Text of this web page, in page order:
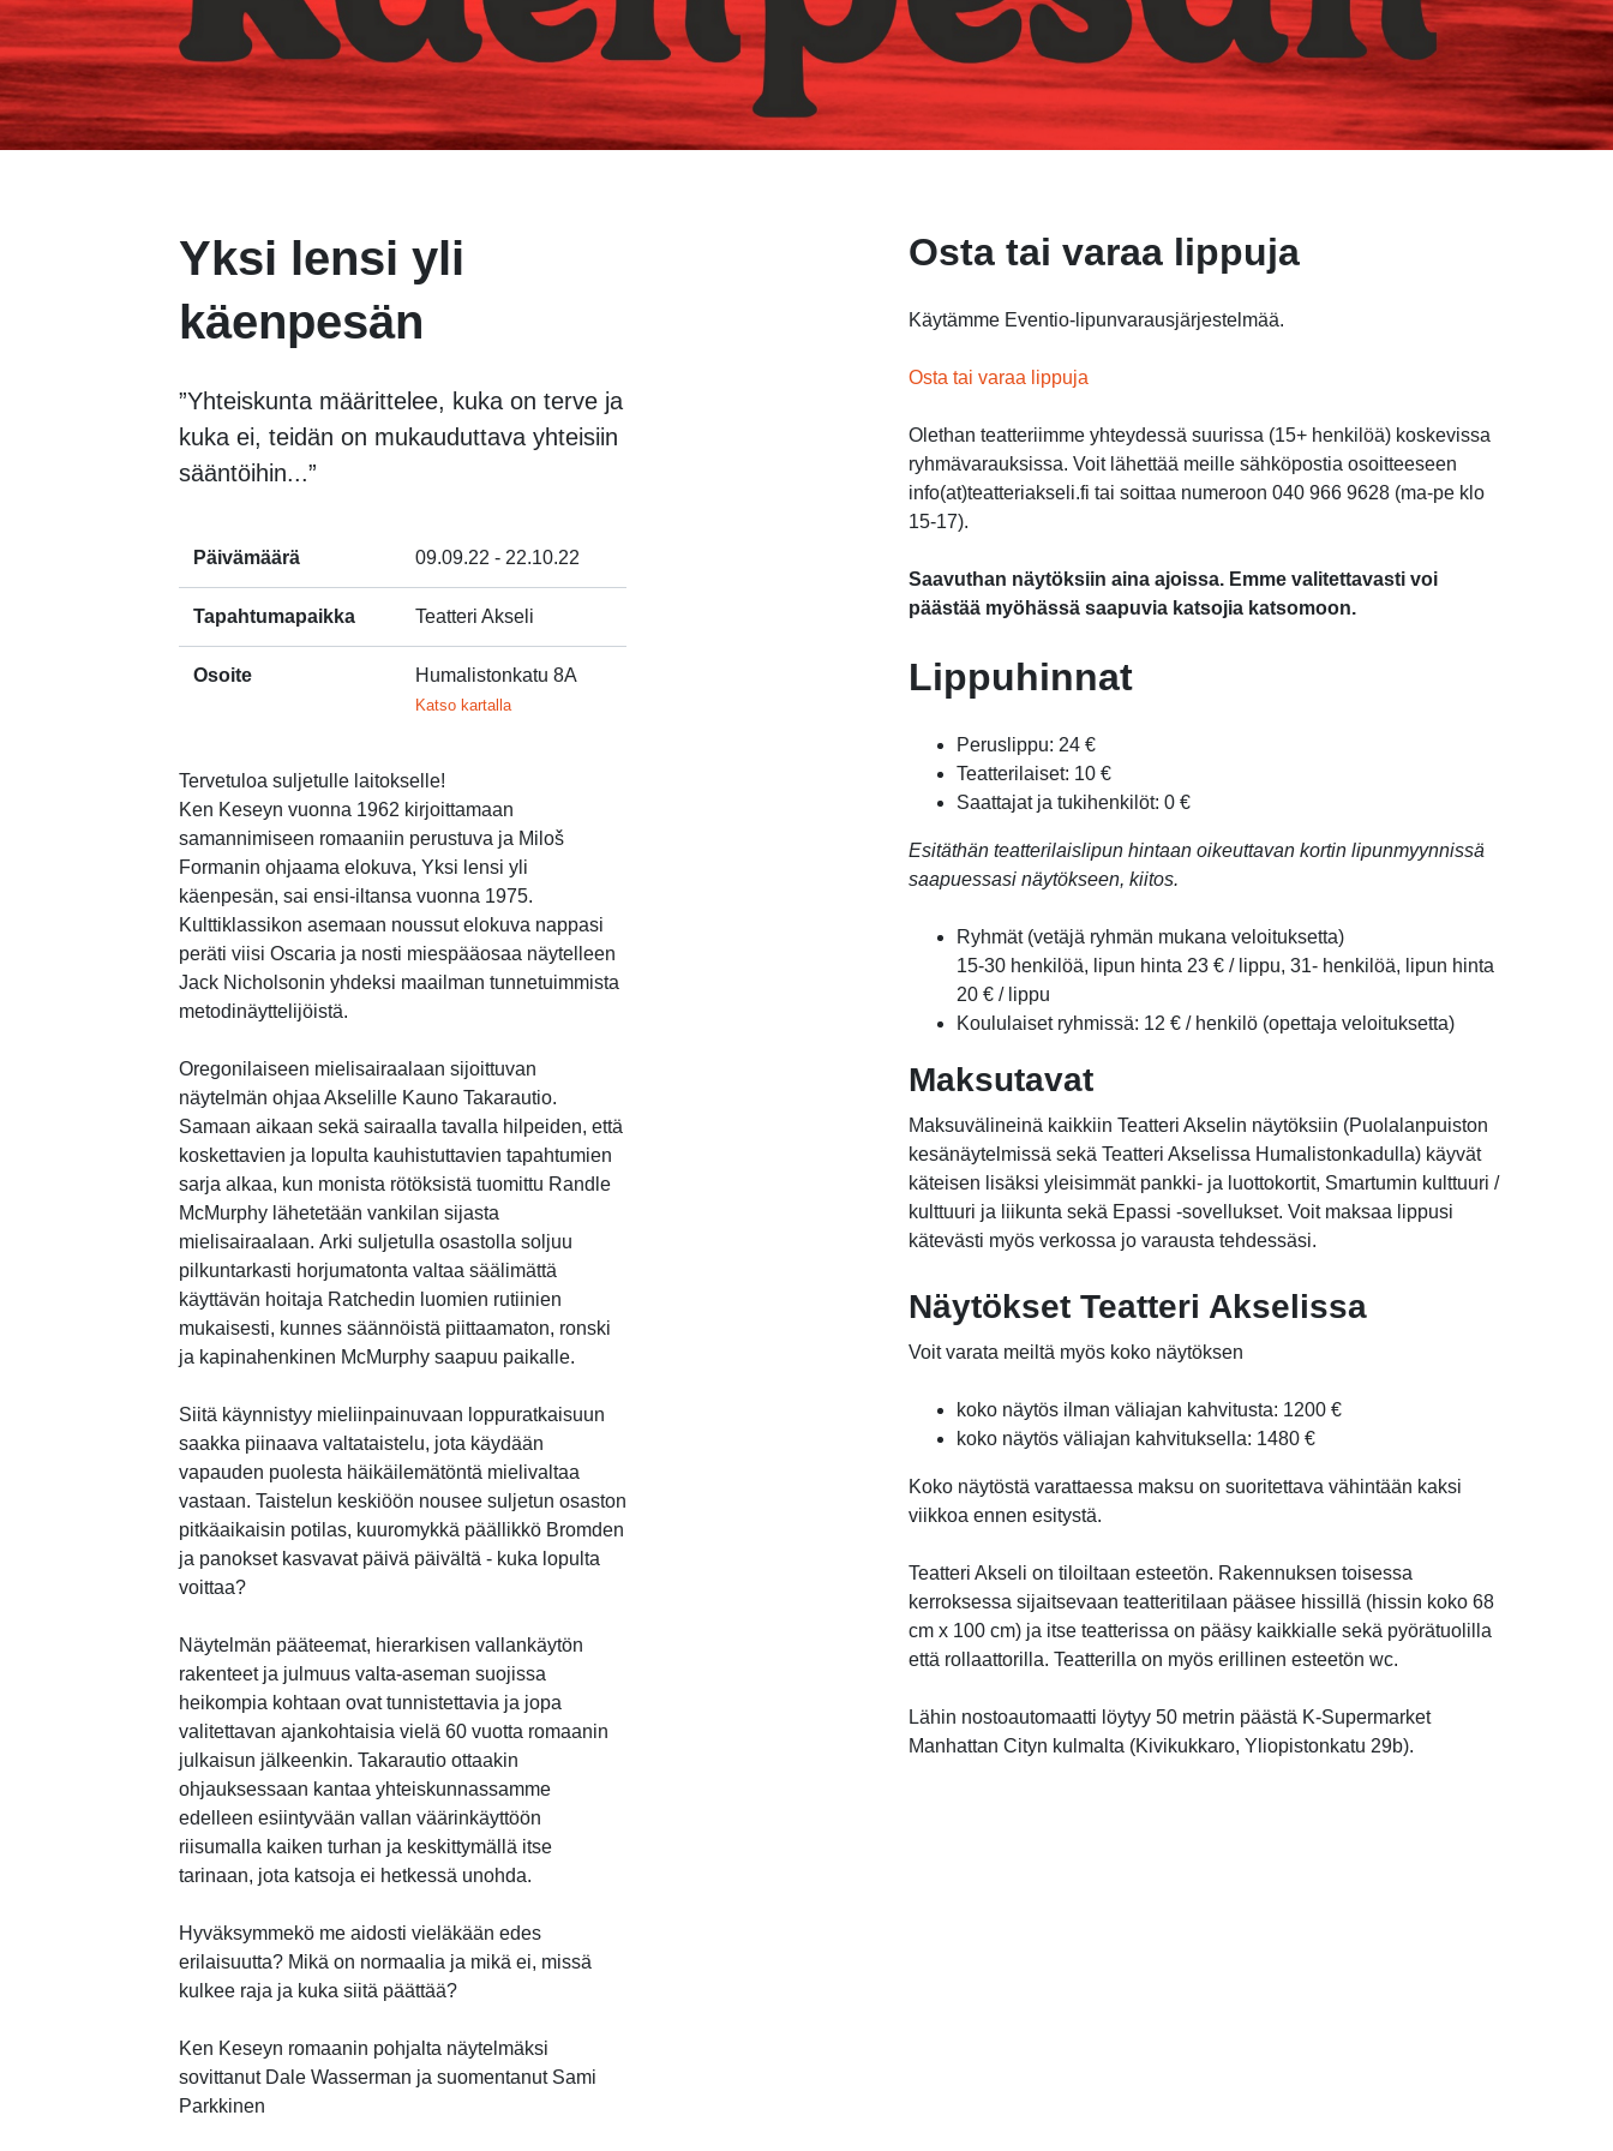
Yksi lensi yli
käenpesän
”Yhteiskunta määrittelee, kuka on terve ja
kuka ei, teidän on mukauduttava yhteisiin
sääntöihin...”
Päivämäärä 09.09.22 - 22.10.22
Tapahtumapaikka Teatteri Akseli
Osoite Humalistonkatu 8A
Katso kartalla
Tervetuloa suljetulle laitokselle!
Ken Keseyn vuonna 1962 kirjoittamaan
samannimiseen romaaniin perustuva ja Miloš
Formanin ohjaama elokuva, Yksi lensi yli
käenpesän, sai ensi-iltansa vuonna 1975.
Kulttiklassikon asemaan noussut elokuva nappasi
peräti viisi Oscaria ja nosti miespääosaa näytelleen
Jack Nicholsonin yhdeksi maailman tunnetuimmista
metodinäyttelijöistä.
Oregonilaiseen mielisairaalaan sijoittuvan
näytelmän ohjaa Akselille Kauno Takarautio.
Samaan aikaan sekä sairaalla tavalla hilpeiden, että
koskettavien ja lopulta kauhistuttavien tapahtumien
sarja alkaa, kun monista rötöksistä tuomittu Randle
McMurphy lähetetään vankilan sijasta
mielisairaalaan. Arki suljetulla osastolla soljuu
pilkuntarkasti horjumatonta valtaa säälimättä
käyttävän hoitaja Ratchedin luomien rutiinien
mukaisesti, kunnes säännöistä piittaamaton, ronski
ja kapinahenkinen McMurphy saapuu paikalle.
Siitä käynnistyy mieliinpainuvaan loppuratkaisuun
saakka piinaava valtataistelu, jota käydään
vapauden puolesta häikäilemätöntä mielivaltaa
vastaan. Taistelun keskiöön nousee suljetun osaston
pitkäaikaisin potilas, kuuromykkä päällikkö Bromden
ja panokset kasvavat päivä päivältä - kuka lopulta
voittaa?
Näytelmän pääteemat, hierarkisen vallankäytön
rakenteet ja julmuus valta-aseman suojissa
heikompia kohtaan ovat tunnistettavia ja jopa
valitettavan ajankohtaisia vielä 60 vuotta romaanin
julkaisun jälkeenkin. Takarautio ottaakin
ohjauksessaan kantaa yhteiskunnassamme
edelleen esiintyvään vallan väärinkäyttöön
riisumalla kaiken turhan ja keskittymällä itse
tarinaan, jota katsoja ei hetkessä unohda.
Hyväksymmekö me aidosti vieläkään edes
erilaisuutta? Mikä on normaalia ja mikä ei, missä
kulkee raja ja kuka siitä päättää?
Ken Keseyn romaanin pohjalta näytelmäksi
sovittanut Dale Wasserman ja suomentanut Sami
Parkkinen
Osta tai varaa lippuja
Käytämme Eventio-lipunvarausjärjestelmää.
Osta tai varaa lippuja
Olethan teatteriimme yhteydessä suurissa (15+ henkilöä) koskevissa
ryhmävarauksissa. Voit lähettää meille sähköpostia osoitteeseen
info(at)teatteriakseli.fi tai soittaa numeroon 040 966 9628 (ma-pe klo
15-17).
Saavuthan näytöksiin aina ajoissa. Emme valitettavasti voi
päästää myöhässä saapuvia katsojia katsomoon.
Lippuhinnat
Peruslippu: 24 €
Teatterilaiset: 10 €
Saattajat ja tukihenkilöt: 0 €
Esitäthän teatterilaislipun hintaan oikeuttavan kortin lipunmyynnissä
saapuessasi näytökseen, kiitos.
Ryhmät (vetäjä ryhmän mukana veloituksetta)
15-30 henkilöä, lipun hinta 23 € / lippu, 31- henkilöä, lipun hinta
20 € / lippu
Koululaiset ryhmissä: 12 € / henkilö (opettaja veloituksetta)
Maksutavat
Maksuvälineinä kaikkiin Teatteri Akselin näytöksiin (Puolalanpuiston
kesänäytelmissä sekä Teatteri Akselissa Humalistonkadulla) käyvät
käteisen lisäksi yleisimmät pankki- ja luottokortit, Smartumin kulttuuri /
kulttuuri ja liikunta sekä Epassi -sovellukset. Voit maksaa lippusi
kätevästi myös verkossa jo varausta tehdessäsi.
Näytökset Teatteri Akselissa
Voit varata meiltä myös koko näytöksen
koko näytös ilman väliajan kahvitusta: 1200 €
koko näytös väliajan kahvituksella: 1480 €
Koko näytöstä varattaessa maksu on suoritettava vähintään kaksi
viikkoa ennen esitystä.
Teatteri Akseli on tiloiltaan esteetön. Rakennuksen toisessa
kerroksessa sijaitsevaan teatteritilaan pääsee hissillä (hissin koko 68
cm x 100 cm) ja itse teatterissa on pääsy kaikkialle sekä pyörätuolilla
että rollaattorilla. Teatterilla on myös erillinen esteetön wc.
Lähin nostoautomaatti löytyy 50 metrin päästä K-Supermarket
Manhattan Cityn kulmalta (Kivikukkaro, Yliopistonkatu 29b).